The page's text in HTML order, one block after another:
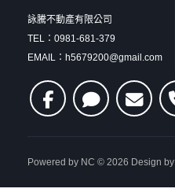
詠騰不動產有限公司
TEL：0981-681-379
EMAIL：h5679200@gmail.com
Powered by NC © 2026 Design by